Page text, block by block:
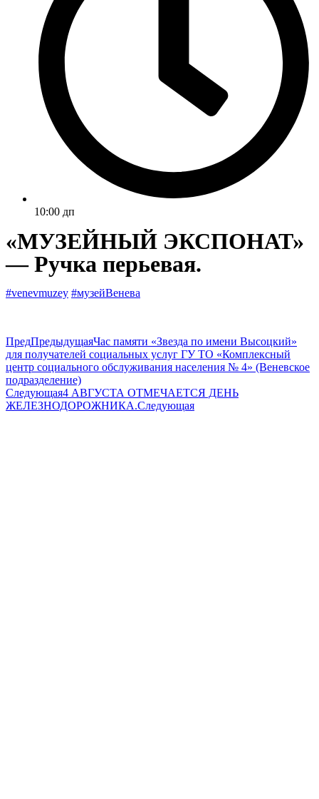
10:00 дп
«МУЗЕЙНЫЙ ЭКСПОНАТ»
— Ручка перьевая.
#venevmuzey #музейВенева
ПредПредыдущаяЧас памяти «Звезда по имени Высоцкий»
для получателей социальных услуг ГУ ТО «Комплексный
центр социального обслуживания населения № 4» (Веневское
подразделение)
Следующая4 АВГУСТА ОТМЕЧАЕТСЯ ДЕНЬ
ЖЕЛЕЗНОДОРОЖНИКА.Следующая